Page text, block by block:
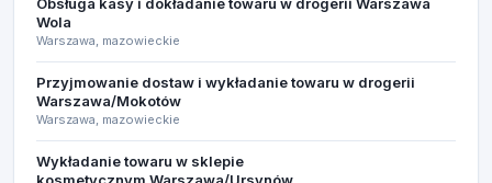
Wola
Warszawa, mazowieckie
Przyjmowanie dostaw i wykładanie towaru w drogerii
Warszawa/Mokotów
Warszawa, mazowieckie
Wykładanie towaru w sklepie